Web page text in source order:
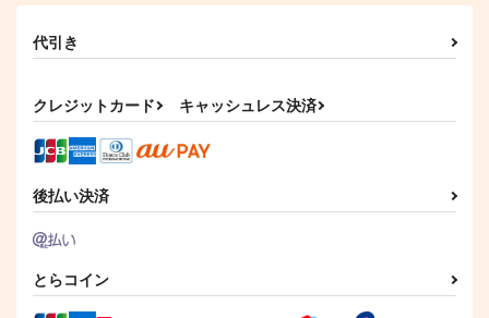
代引き
クレジットカード キャッシュレス決済
後払い決済
とらコイン